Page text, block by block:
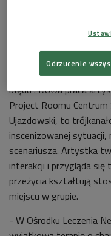
Adelina Cimochowicz
zatytułowanej "Utrata.
błędu". Nowa praca
Project Roomu
Ujazdowski, to
inscenizowanej
scenariusza. Artystka
interakcji i przygląda się
przeżycia kształtują
miejscu w grupie.
- W Ośrodku Leczenia
Odrzucenie